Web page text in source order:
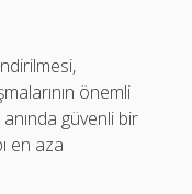
önemli
güvenli bir
en aza